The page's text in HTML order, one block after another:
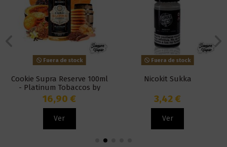
Fuera de stock
Cookie Supra Reserve 100ml
- Platinum Tobaccos by
Bombo
16,90 €
Ver
Fuera de stock
Nicokit Sukka
3,42 €
Ver